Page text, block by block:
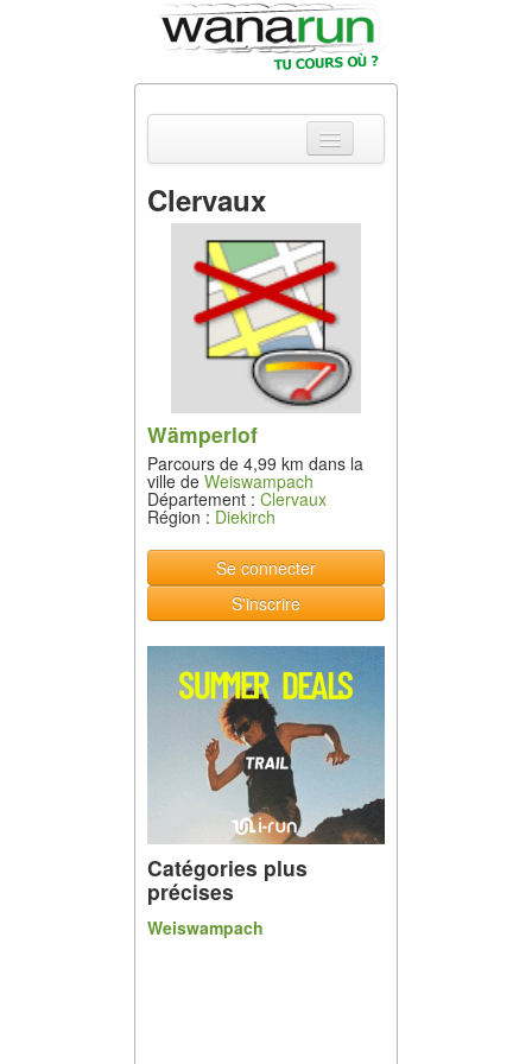
Actualités
Equipements &
Tests
Parcours &
Courses
Outils & Réseaux
Clervaux
Wämperlof
Parcours de 4,99 km dans la
ville de Weiswampach
Département : Clervaux
Région : Diekirch
Se connecter
S'inscrire
Catégories plus
précises
Weiswampach